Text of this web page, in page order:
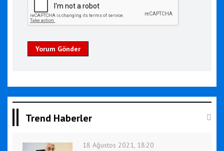
Yorum Gönder
Trend Haberler
18 Ağustos 2021, 18:20